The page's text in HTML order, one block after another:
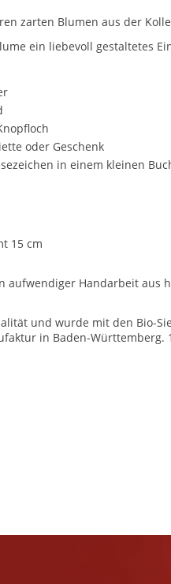
zarten Blumen aus der
ein liebevoll gestaltetes
oder Geschenk
in einem kleinen
15 cm
aufwendiger Handarbeit aus
und wurde mit den Bio-
in Baden-Württemberg.